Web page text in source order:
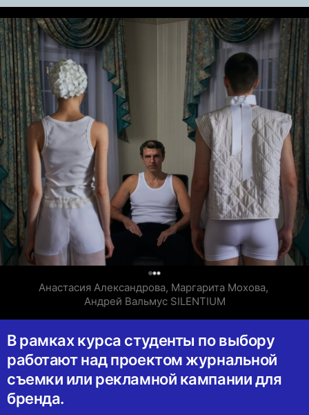
Анастасия Александрова, Маргарита Мохова,
Андрей Вальмус SILENTIUM
В рамках курса студенты по выбору
работают над проектом журнальной
съемки или рекламной кампании для
бренда.